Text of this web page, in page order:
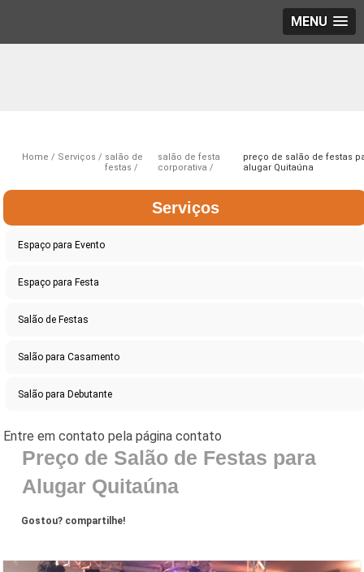
MENU
Home Serviços
salão de
festas
salão de festa
corporativa
preço de salão de festas
alugar Quitaúna
Serviços
Espaço para Evento
Espaço para Festa
Salão de Festas
Salão para Casamento
Salão para Debutante
Preço de Salão de Festas para
Alugar Quitaúna
Gostou? compartilhe!